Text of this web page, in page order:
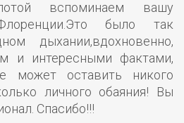
вспоминаем вашу
было так
дыхании,вдохновенно,
и интересными фактами,
может оставить никого
личного обаяния! Вы
Спасибо!!!